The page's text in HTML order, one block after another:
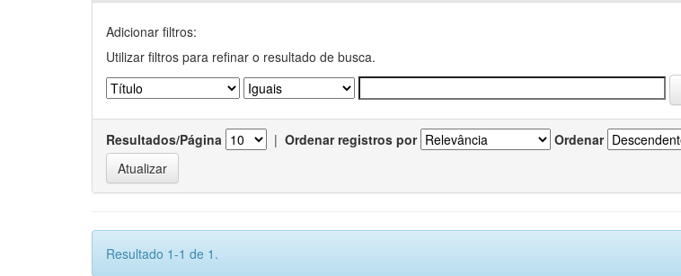
Adicionar filtros:
Utilizar filtros para refinar o resultado de busca.
Resultados/Página | Ordenar registros por Ordenar
Resultado 1-1 de 1.